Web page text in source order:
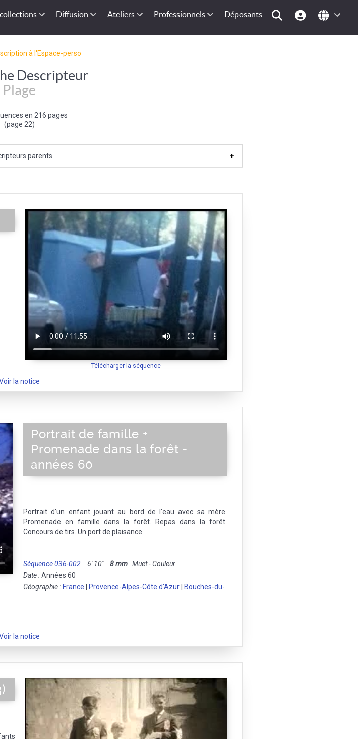
Diffusion Ateliers Professionnels Déposants
à l'Espace-perso
Descripteur
Plage
en 216 pages
(page 22)
parents
Télécharger la séquence
la notice
Portrait de famille +
Promenade dans la forêt -
années 60
Portrait d'un enfant jouant au bord de l'eau avec sa mère.
Promenade en famille dans la forêt. Repas dans la forêt.
Concours de tirs. Un port de plaisance.
Séquence 036-002 6' 10'' 8 mm Muet - Couleur
Date :Années 60
Géographie : France Provence-Alpes-Côte d'Azur
Bouches-du-
la notice